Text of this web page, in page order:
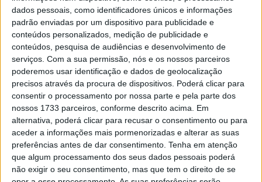
dados pessoais, como identificadores únicos e informações
padrão enviadas por um dispositivo para publicidade e
conteúdos personalizados, medição de publicidade e
conteúdos, pesquisa de audiências e desenvolvimento de
serviços. Com a sua permissão, nós e os nossos parceiros
poderemos usar identificação e dados de geolocalização
precisos através da procura de dispositivos. Poderá clicar para
consentir o processamento por nossa parte e pela parte dos
nossos 1733 parceiros, conforme descrito acima. Em
alternativa, poderá clicar para recusar o consentimento ou para
aceder a informações mais pormenorizadas e alterar as suas
preferências antes de dar consentimento. Tenha em atenção
que algum processamento dos seus dados pessoais poderá
não exigir o seu consentimento, mas que tem o direito de se
A Associação Just a Change mobiliza os voluntários e
uma estrutura profissional de coordenação para a
execução dos projetos.
As obras, programadas, coordenadas e acompanhadas
pelo Município e pela associação Just a Change, sao
executadas por voluntários da associação, por técnicos
contratados pela mesma ou cedidos por qualquer
entidade singular e coletiva. As intervenções podem
ainda contar com colaboradores de empresas, que
tenham assinado protocolos com a IPSS.